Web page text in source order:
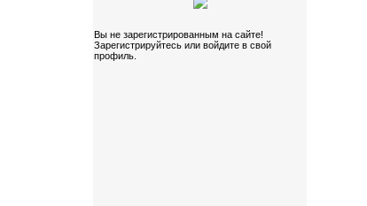
Вы не зарегистрированным на сайте!
Зарегистрируйтесь или войдите в свой
профиль.